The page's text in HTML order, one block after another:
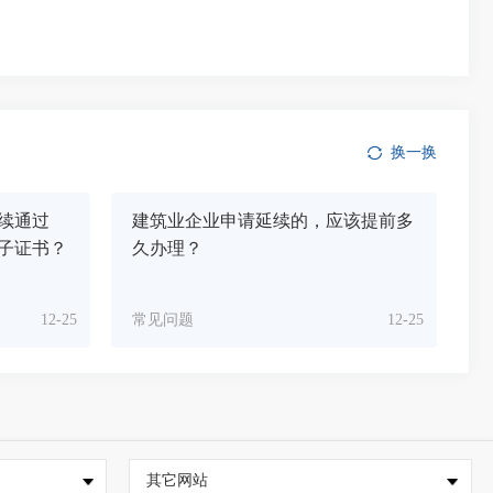
换一换
通过
证书？
12-25
建筑业企业申请延续的，应该提前多
久办理？
12-25
常见问题
其它网站